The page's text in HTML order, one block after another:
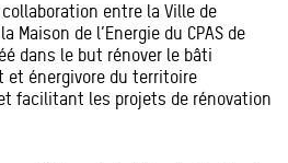
entre la Ville de
Maison de l’Energie du CPAS de
dans le but rénover le bâti
énergivore du territoire
facilitant les projets de rénovation